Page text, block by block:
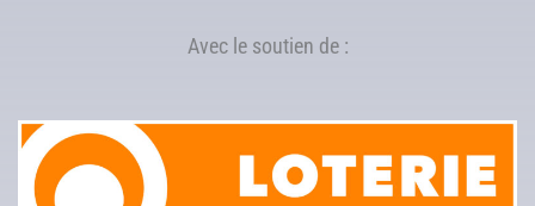
Avec le soutien de :